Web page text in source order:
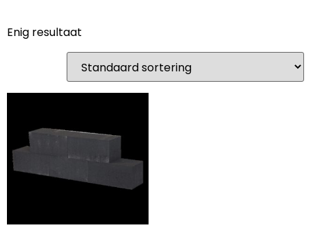
Enig resultaat